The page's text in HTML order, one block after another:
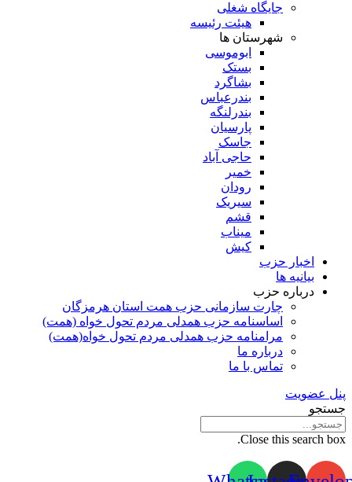
جایگاه شغلی
هیئت رئیسه
شهرستان ها
ابوموسی
بستک
بشاگرد
بندرعباس
بندرلنگه
پارسیان
جاسک
حاجی آباد
خمیر
رودان
سیریک
قشم
میناب
کیش
اخبار حزب
بیانیه ها
درباره حزب
چارت سازمانی حزب همت استان هرمزگان
اساسنامه حزب همدلی مردم تحول خواه (همت)
مرامنامه حزب همدلی مردم تحول خواه(همت)
درباره ما
تماس با ما
پنل عضویت
جستجو
Close this search box.